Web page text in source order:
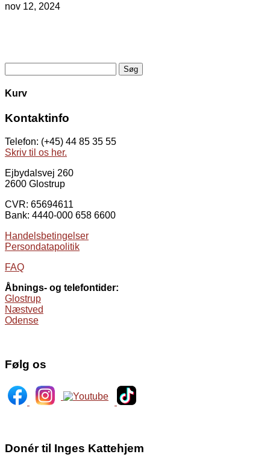
nov 12, 2024
efter:
Kurv
Kontaktinfo
Telefon: (+45) 44 85 35 55
Skriv til os her.
Ejbydalsvej 260
2600 Glostrup
CVR: 65694611
Bank: 4440-000 658 6600
Handelsbetingelser
Persondatapolitik
FAQ
Åbnings- og telefontider:
Glostrup
Næstved
Odense
Følg os
Donér til Inges Kattehjem